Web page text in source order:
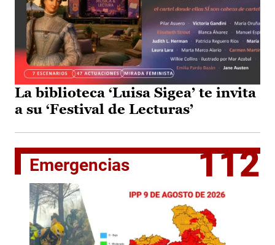
La biblioteca ‘Luisa Sigea’ te invita
a su ‘Festival de Lecturas’
Emergencias 112